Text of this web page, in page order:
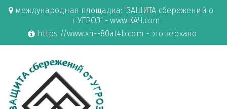
международная площадка: "ЗАЩИТА сбережений о
т УГРОЗ" - www.КАЧ.com
https://www.xn--80at4b.com - это зеркало